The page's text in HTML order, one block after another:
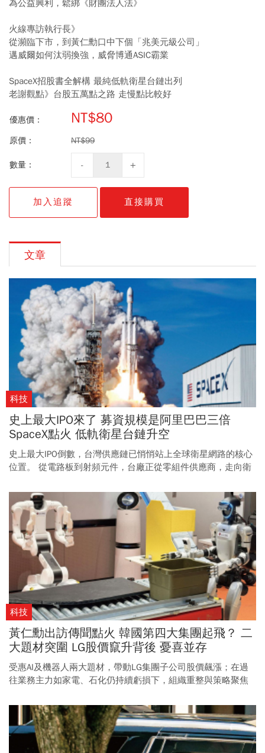
為公益興利，鬆綁《財團法人法》
火線專訪執行長》
從瀕臨下市，到黃仁勳口中下個「兆美元級公司」
邁威爾如何汰弱換強，威脅博通ASIC霸業
SpaceX招股書全解構 最純低軌衛星台鏈出列
老謝觀點》台股五萬點之路 走慢點比較好
優惠價： NT$80
原價： NT$99
數量：
加入追蹤 直接購買
文章
科技
史上最大IPO來了 募資規模是阿里巴巴三倍
SpaceX點火 低軌衛星台鏈升空
史上最大IPO倒數，台灣供應鏈已悄悄站上全球衛星網路的核心
位置。 從電路板到射頻元件，台廠正從零組件供應商，走向衛
科技
黃仁勳出訪傳聞點火 韓國第四大集團起飛？ 二
大題材突圍 LG股價竄升背後 憂喜並存
受惠AI及機器人兩大題材，帶動LG集團子公司股價飆漲；在過
往業務主力如家電、石化仍持續虧損下，組織重整與策略聚焦